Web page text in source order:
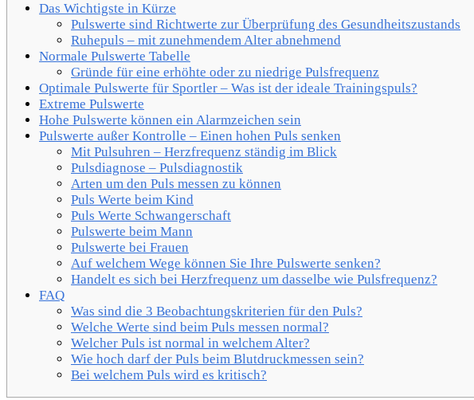
Das Wichtigste in Kürze
Pulswerte sind Richtwerte zur Überprüfung des Gesundheitszustands
Ruhepuls – mit zunehmendem Alter abnehmend
Normale Pulswerte Tabelle
Gründe für eine erhöhte oder zu niedrige Pulsfrequenz
Optimale Pulswerte für Sportler – Was ist der ideale Trainingspuls?
Extreme Pulswerte
Hohe Pulswerte können ein Alarmzeichen sein
Pulswerte außer Kontrolle – Einen hohen Puls senken
Mit Pulsuhren – Herzfrequenz ständig im Blick
Pulsdiagnose – Pulsdiagnostik
Arten um den Puls messen zu können
Puls Werte beim Kind
Puls Werte Schwangerschaft
Pulswerte beim Mann
Pulswerte bei Frauen
Auf welchem Wege können Sie Ihre Pulswerte senken?
Handelt es sich bei Herzfrequenz um dasselbe wie Pulsfrequenz?
FAQ
Was sind die 3 Beobachtungskriterien für den Puls?
Welche Werte sind beim Puls messen normal?
Welcher Puls ist normal in welchem Alter?
Wie hoch darf der Puls beim Blutdruckmessen sein?
Bei welchem Puls wird es kritisch?